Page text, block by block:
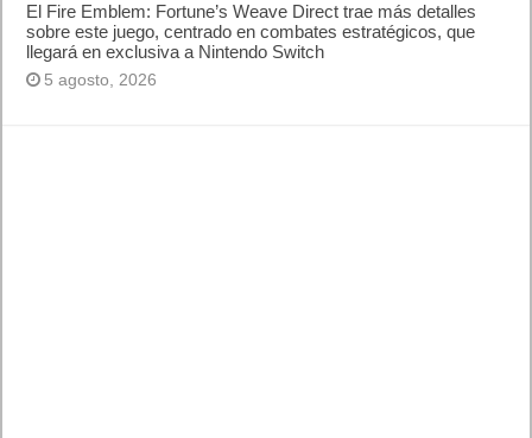
El Fire Emblem: Fortune’s Weave Direct trae más detalles
sobre este juego, centrado en combates estratégicos, que
llegará en exclusiva a Nintendo Switch
5 agosto, 2026